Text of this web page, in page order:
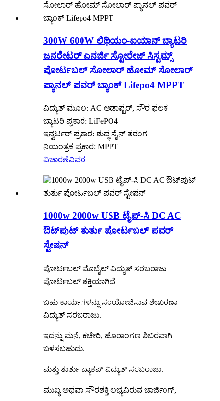
300W 600W ಲಿಥಿಯಂ-ಐಯಾನ್ ಬ್ಯಾಟರಿ
ಜನರೇಟರ್ ಎನರ್ಜಿ ಸ್ಟೋರೇಜ್ ಸಿಸ್ಟಮ್ಸ್
ಪೋರ್ಟಬಲ್ ಸೋಲಾರ್ ಹೋಮ್ ಸೋಲಾರ್
ಪ್ಯಾನಲ್ ಪವರ್ ಬ್ಯಾಂಕ್ Lifepo4 MPPT
ವಿದ್ಯುತ್ ಮೂಲ: AC ಅಡಾಪ್ಟರ್, ಸೌರ ಫಲಕ
ಬ್ಯಾಟರಿ ಪ್ರಕಾರ: LiFePO4
ಇನ್ವರ್ಟರ್ ಪ್ರಕಾರ: ಶುದ್ಧ ಸೈನ್ ತರಂಗ
ನಿಯಂತ್ರಕ ಪ್ರಕಾರ: MPPT
ವಿಚಾರಣೆವಿವರ
1000w 2000w USB ಟೈಪ್-ಸಿ DC AC
ಔಟ್‌ಪುಟ್ ತುರ್ತು ಪೋರ್ಟಬಲ್ ಪವರ್
ಸ್ಟೇಷನ್
ಪೋರ್ಟಬಲ್ ಮೊಬೈಲ್ ವಿದ್ಯುತ್ ಸರಬರಾಜು
ಪೋರ್ಟಬಲ್ ಶಕ್ತಿಯಾಗಿದೆ
ಬಹು ಕಾರ್ಯಗಳನ್ನು ಸಂಯೋಜಿಸುವ ಶೇಖರಣಾ
ವಿದ್ಯುತ್ ಸರಬರಾಜು.
ಇದನ್ನು ಮನೆ, ಕಚೇರಿ, ಹೊರಾಂಗಣ ಶಿಬಿರವಾಗಿ
ಬಳಸಬಹುದು.
ಮತ್ತು ತುರ್ತು ಬ್ಯಾಕಪ್ ವಿದ್ಯುತ್ ಸರಬರಾಜು.
ಮುಖ್ಯ ಅಥವಾ ಸೌರಶಕ್ತಿ ಲಭ್ಯವಿರುವ ಚಾರ್ಜಿಂಗ್,